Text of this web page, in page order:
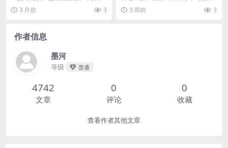
传部电影卫星频道联合推出的节目
该节目每期嘉宾分组...
3 月前 3
恐怖丨美国电影丨又名: 惊声
尖笑重启版
恩斯 / 肖恩·韦恩斯主演丨喜剧 / ...
3 周前 3
作者信息
墨河
等级 普通
4742
文章
0
评论
0
收藏
查看作者其他文章